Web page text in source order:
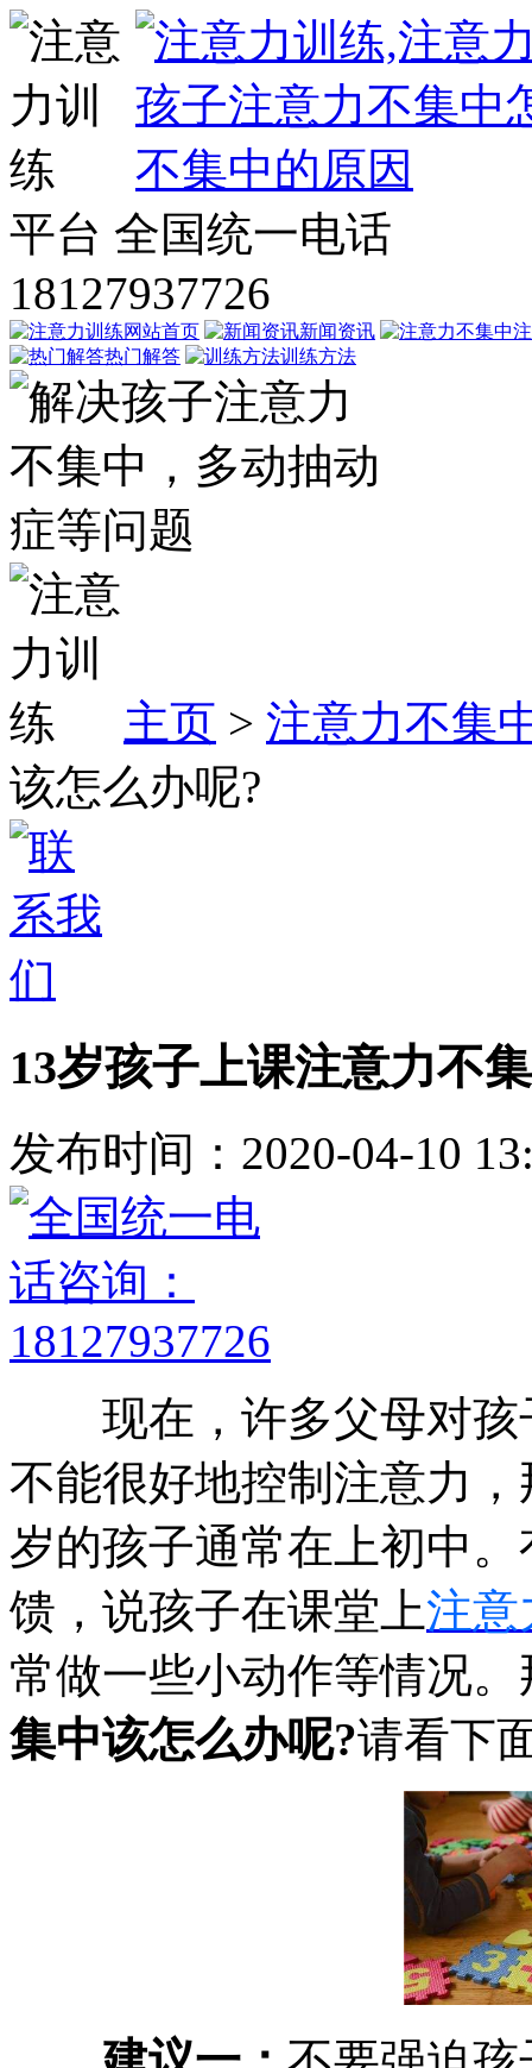
平台 全国统一电话
18127937726
网站首页 新闻资讯
热门解答
训练方法
主页 > 注意力不集
该怎么办呢?
13岁孩子上课注意力不
发布时间：2020-04-10
现在，许多父母对孩
不能很好地控制注意力
岁的孩子通常在上初中
馈，说孩子在课堂上注意
常做一些小动作等情况。
集中该怎么办呢?请看下